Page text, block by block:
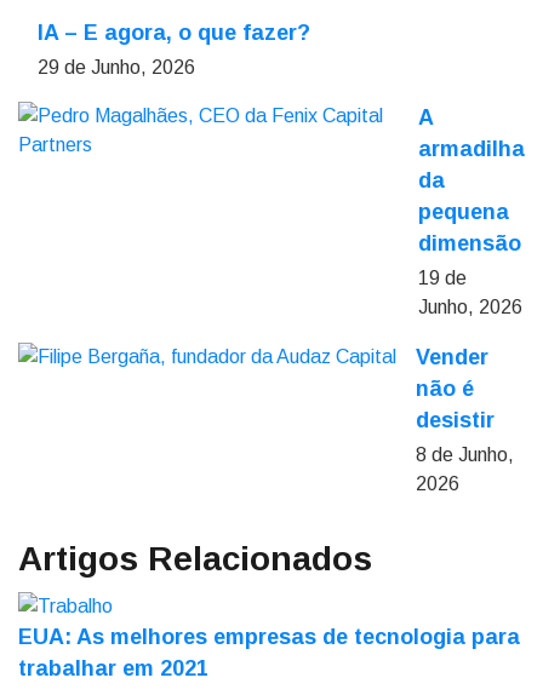
IA – E agora, o que fazer?
29 de Junho, 2026
A
armadilha
da
pequena
dimensão
19 de
Junho, 2026
Vender
não é
desistir
8 de Junho,
2026
Artigos Relacionados
EUA: As melhores empresas de tecnologia para
trabalhar em 2021